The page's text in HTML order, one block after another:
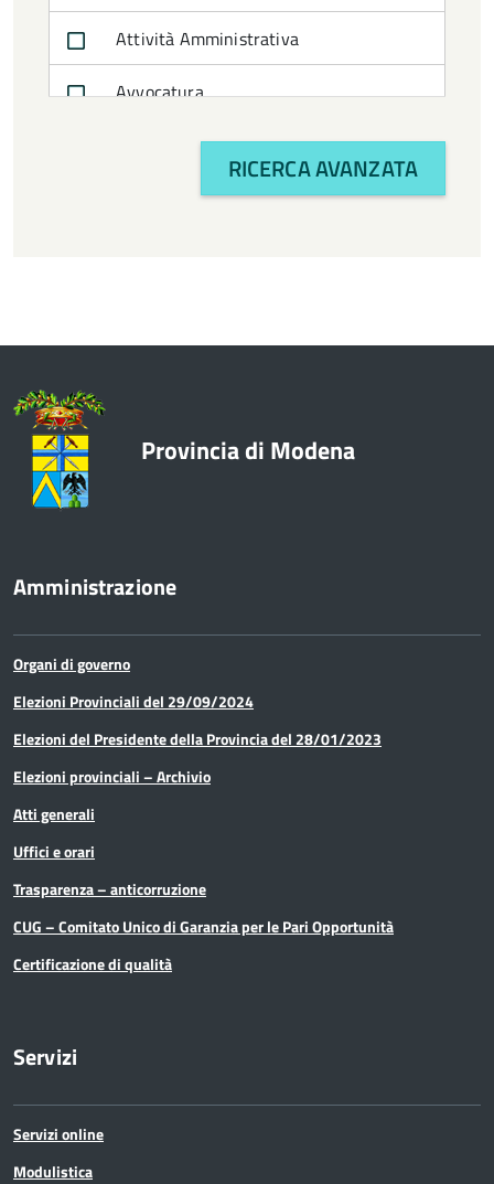
Attività Amministrativa
Avvocatura
Bilancio e politiche finanziarie
Formazione
Lavori pubblici e acquisto di beni e
servizi
Lavoro
Media e comunicazione
Partecipazioni Societarie
Personale
Scuola
RICERCA AVANZATA
Provincia di Modena
Amministrazione
Organi di governo
Elezioni Provinciali del 29/09/2024
Elezioni del Presidente della Provincia del 28/01/2023
Elezioni provinciali – Archivio
Atti generali
Uffici e orari
Trasparenza – anticorruzione
CUG – Comitato Unico di Garanzia per le Pari Opportunità
Certificazione di qualità
Servizi
Servizi online
Modulistica